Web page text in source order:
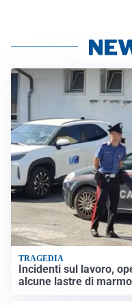
TRAGEDIA
Incidenti sul lavoro,
alcune lastre di